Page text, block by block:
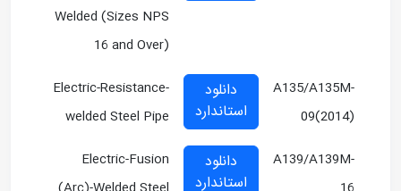
Welded (Sizes NPS
16 and Over)
A135/A135M-
09(2014)
دانلود
استاندارد
Electric-Resistance-
welded Steel Pipe
A139/A139M-
دانلود
استاندارد
Electric-Fusion